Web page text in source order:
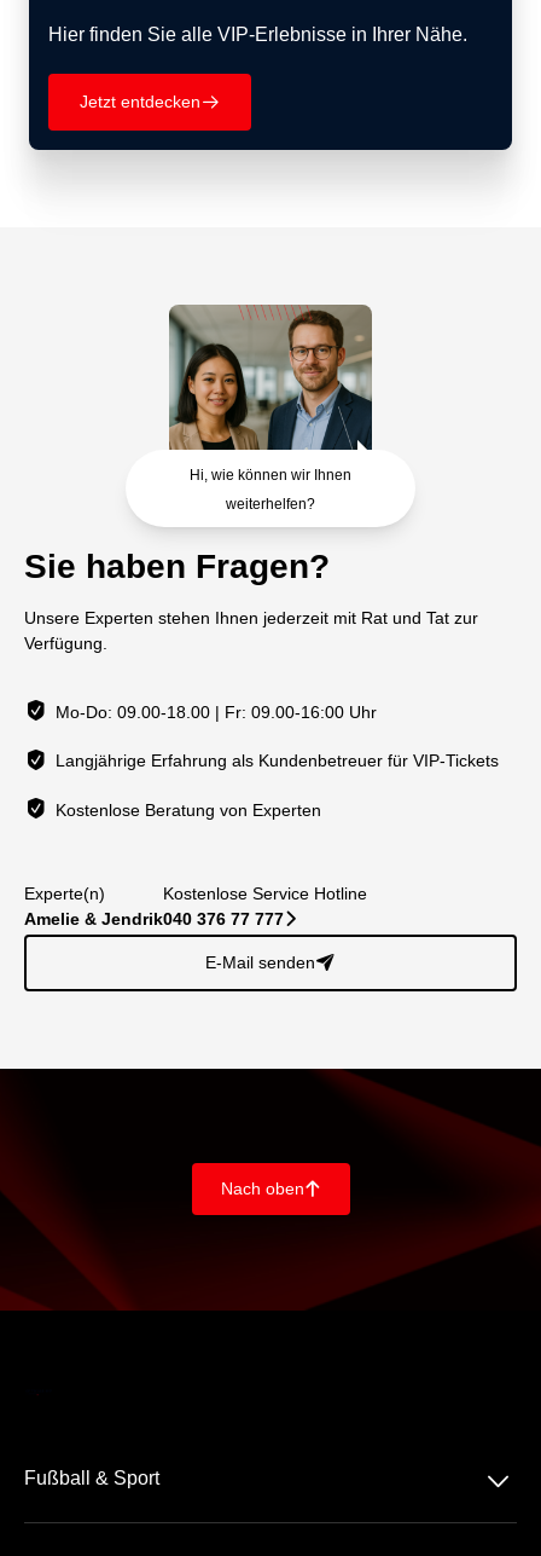
Hier finden Sie alle VIP-Erlebnisse in Ihrer Nähe.
Jetzt entdecken􀄫
Hi, wie können wir Ihnen
weiterhelfen?
Sie haben Fragen?
Unsere Experten stehen Ihnen jederzeit mit Rat und Tat zur
Verfügung.
Mo-Do: 09.00-18.00 | Fr: 09.00-16:00 Uhr
Langjährige Erfahrung als Kundenbetreuer für VIP-Tickets
Kostenlose Beratung von Experten
Experte(n)
Amelie & Jendrik
Kostenlose Service Hotline
040 376 77 777􀆊
E-Mail senden􀈠
Nach oben􀄨
Fußball & Sport 􀆈